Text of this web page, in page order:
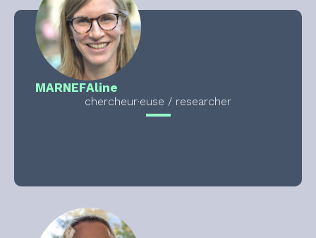
MARNEFAline
chercheur·euse / researcher